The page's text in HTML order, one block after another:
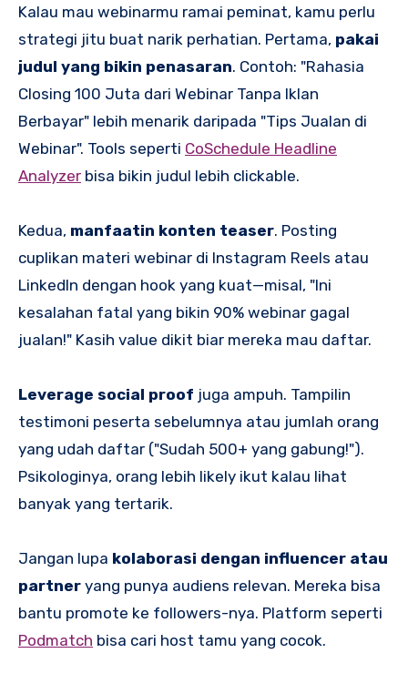
Kalau mau webinarmu ramai peminat, kamu perlu
strategi jitu buat narik perhatian. Pertama, pakai
judul yang bikin penasaran. Contoh: "Rahasia
Closing 100 Juta dari Webinar Tanpa Iklan
Berbayar" lebih menarik daripada "Tips Jualan di
Webinar". Tools seperti CoSchedule Headline
Analyzer bisa bikin judul lebih clickable.
Kedua, manfaatin konten teaser. Posting
cuplikan materi webinar di Instagram Reels atau
LinkedIn dengan hook yang kuat—misal, "Ini
kesalahan fatal yang bikin 90% webinar gagal
jualan!" Kasih value dikit biar mereka mau daftar.
Leverage social proof juga ampuh. Tampilin
testimoni peserta sebelumnya atau jumlah orang
yang udah daftar ("Sudah 500+ yang gabung!").
Psikologinya, orang lebih likely ikut kalau lihat
banyak yang tertarik.
Jangan lupa kolaborasi dengan influencer atau
partner yang punya audiens relevan. Mereka bisa
bantu promote ke followers-nya. Platform seperti
Podmatch bisa cari host tamu yang cocok.